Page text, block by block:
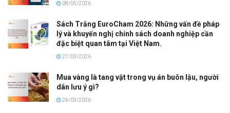
08/05/2026
Sách Trắng EuroCham 2026: Những vấn đề pháp
lý và khuyến nghị chính sách doanh nghiệp cần
đặc biệt quan tâm tại Việt Nam.
27/03/2026
Mua vàng là tang vật trong vụ án buôn lậu, người
dân lưu ý gì?
24/03/2026